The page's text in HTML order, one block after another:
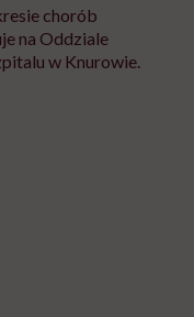
chorób
na Oddziale
w Knurowie.